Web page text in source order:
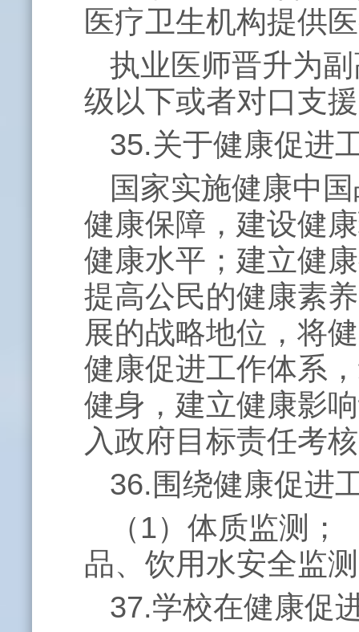
医疗卫生机构提供
执业医师晋升为
级以下或者对口支
35.关于健康促进
国家实施健康中
健康保障，建设健
健康水平；建立健
提高公民的健康素养
展的战略地位，将
健康促进工作体系
健身，建立健康影
入政府目标责任考
36.围绕健康促进
（ 1）体质监测；
品、饮用水安全监
37.学校在健康促